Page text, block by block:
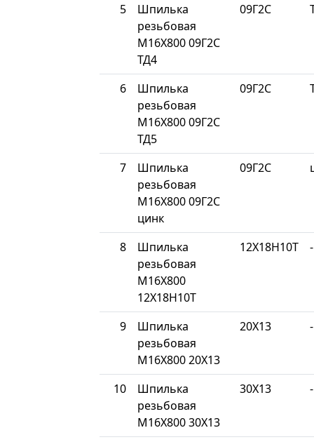
5
Шпилька
резьбовая
М16Х800 09Г2С
ТД4
09Г2С
6
Шпилька
резьбовая
М16Х800 09Г2С
ТД5
09Г2С
7
Шпилька
резьбовая
М16Х800 09Г2С
цинк
09Г2С
8
Шпилька
резьбовая
М16Х800
12Х18Н10Т
12Х18Н10Т -
9
Шпилька
резьбовая
М16Х800 20Х13
20Х13 -
10
Шпилька
резьбовая
М16Х800 30Х13
30Х13 -